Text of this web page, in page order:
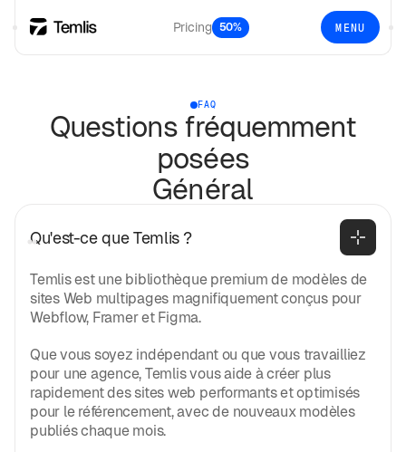
Pricing 50% MENU
FAQ
Questions fréquemment
posées
Général
Qu'est-ce que Temlis ?
Temlis est une bibliothèque premium de modèles de
sites Web multipages magnifiquement conçus pour
Webflow, Framer et Figma.
Que vous soyez indépendant ou que vous travailliez
pour une agence, Temlis vous aide à créer plus
rapidement des sites web performants et optimisés
pour le référencement, avec de nouveaux modèles
publiés chaque mois.